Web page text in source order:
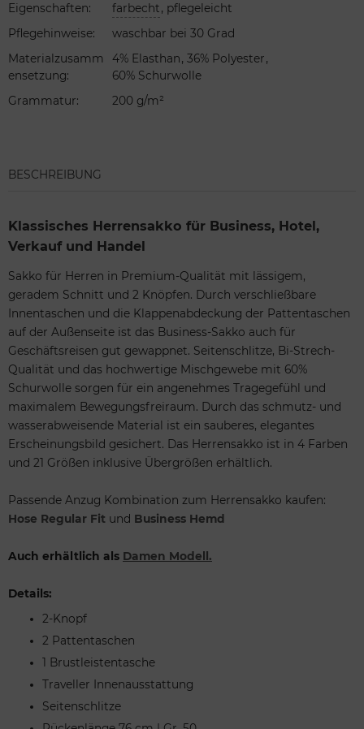
Eigenschaften: farbecht, pflegeleicht
Pflegehinweise:
waschbar bei 30 Grad
Materialzusamm
ensetzung:
4% Elasthan, 36% Polyester,
60% Schurwolle
Grammatur: 200 g/m²
BESCHREIBUNG
Klassisches Herrensakko für Business, Hotel,
Verkauf und Handel
Sakko für Herren in Premium-Qualität mit lässigem,
geradem Schnitt und 2 Knöpfen. Durch verschließbare
Innentaschen und die Klappenabdeckung der Pattentaschen
auf der Außenseite ist das Business-Sakko auch für
Geschäftsreisen gut gewappnet. Seitenschlitze, Bi-Strech-
Qualität und das hochwertige Mischgewebe mit 60%
Schurwolle sorgen für ein angenehmes Tragegefühl und
maximalem Bewegungsfreiraum. Durch das schmutz- und
wasserabweisende Material ist ein sauberes, elegantes
Erscheinungsbild gesichert. Das Herrensakko ist in 4 Farben
und 21 Größen inklusive Übergrößen erhältlich.
Passende Anzug Kombination zum Herrensakko kaufen:
Hose Regular Fit und Business Hemd
Auch erhältlich als Damen Modell.
Details:
2-Knopf
2 Pattentaschen
1 Brustleistentasche
Traveller Innenausstattung
Seitenschlitze